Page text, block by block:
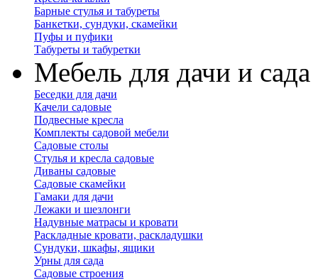
Барные стулья и табуреты
Банкетки, сундуки, скамейки
Пуфы и пуфики
Табуреты и табуретки
Мебель для дачи и сада
Беседки для дачи
Качели садовые
Подвесные кресла
Комплекты садовой мебели
Садовые столы
Стулья и кресла садовые
Диваны садовые
Садовые скамейки
Гамаки для дачи
Лежаки и шезлонги
Надувные матрасы и кровати
Раскладные кровати, раскладушки
Сундуки, шкафы, ящики
Урны для сада
Садовые строения